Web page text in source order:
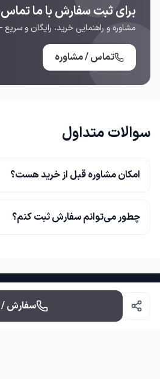
برای ثبت سفارش با ما تماس
مشاوره و راهنمایی خرید، رایگان و
تماس / مشاوره
سوالات متداول
امکان مشاوره قبل از خرید هست؟
چطور می‌توانم سفارش ثبت کنم؟
گ گردنبند شیروخورشیدسفارش